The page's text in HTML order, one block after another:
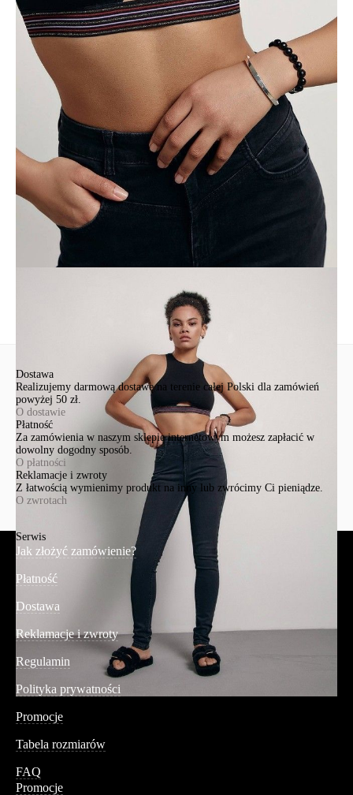
• miękkie miseczki bez fiszbin,
• szerokie ramiączka,
• gumka z lureksem pod biustem,
• wycięcie na dole,
• bawełna najwyższej jakości,
• zachowanie koloru i kształtu po wielu praniach,
• bielizna przeznaczona dla energicznych dziewczyn.
1008020610070588
bawełna 96%, elastan 4%
Udostępnij produkt
Podmiot odpowiedzialny
EuroTrade Tex Sp z o.o.
Św. Teresy 91
91-341, Łódź, Polska
+48 500-503-636
info@conteshop.pl
Ten produkt nie ma pytań Możesz zadać pytanie, klikając przycisk
Zadaj pytanie
Nowe pytanie
Dostawa
Realizujemy darmową dostawę na terenie całej Polski dla zamówień
powyżej 50 zł.
O dostawie
Płatność
Za zamówienia w naszym sklepie internetowym możesz zapłacić w
dowolny dogodny sposób.
O płatności
Reklamacje i zwroty
Z łatwością wymienimy produkt na inny lub zwrócimy Ci pieniądze.
O zwrotach
Serwis
Jak złożyć zamówienie?
Płatność
Dostawa
Reklamacje i zwroty
Regulamin
Polityka prywatności
Promocje
Tabela rozmiarów
FAQ
Promocje